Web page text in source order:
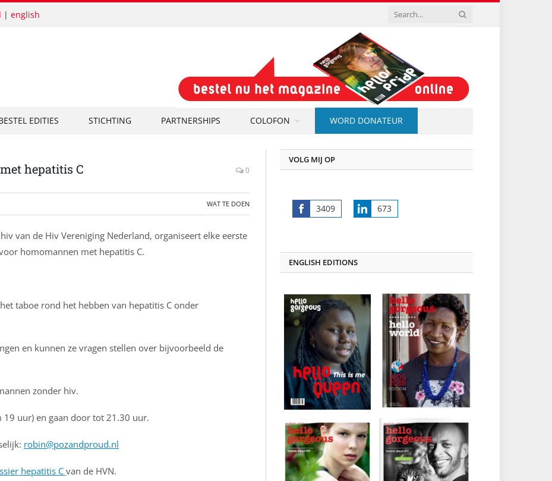
| english
EDITIES STICHTING PARTNERSHIPS COLOFON WORD DONATEUR
hepatitis C 0
WAT TE DOEN
van de Hiv Vereniging Nederland, organiseert elke eerste
homomannen met hepatitis C.
taboe rond het hebben van hepatitis C onder
en kunnen ze vragen stellen over bijvoorbeeld de
zonder hiv.
uur) en gaan door tot 21.30 uur.
robin@pozandproud.nl
hepatitis Cvan de HVN.
VOLG MIJ OP
3409
Share
673
Share
ENGLISH EDITIONS